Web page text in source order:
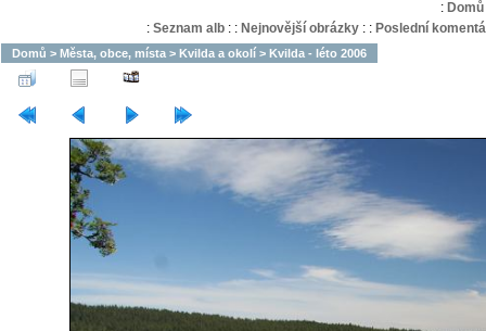
: Domů
: Seznam alb: : Nejnovější obrázky: : Poslední
Domů > Města, obce, místa > Kvilda a okolí > Kvilda - léto 2006